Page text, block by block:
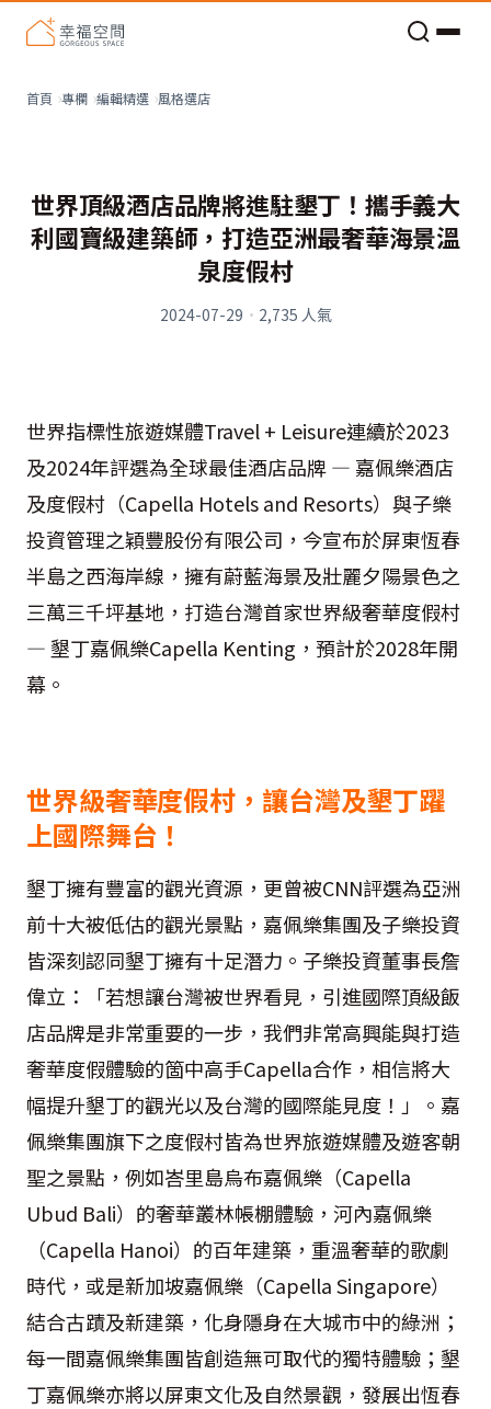
首頁 專欄 編輯精選 風格選店
世界頂級酒店品牌將進駐墾丁！攜手義大
利國寶級建築師，打造亞洲最奢華海景溫
泉度假村
2024-07-29 · 2,735 人氣
世界指標性旅遊媒體Travel + Leisure連續於2023
及2024年評選為全球最佳酒店品牌 — 嘉佩樂酒店
及度假村（Capella Hotels and Resorts）與子樂
投資管理之穎豐股份有限公司，今宣布於屏東恆春
半島之西海岸線，擁有蔚藍海景及壯麗夕陽景色之
三萬三千坪基地，打造台灣首家世界級奢華度假村
— 墾丁嘉佩樂Capella Kenting，預計於2028年開
幕。
世界級奢華度假村，讓台灣及墾丁躍
上國際舞台！
墾丁擁有豐富的觀光資源，更曾被CNN評選為亞洲
前十大被低估的觀光景點，嘉佩樂集團及子樂投資
皆深刻認同墾丁擁有十足潛力。子樂投資董事長詹
偉立：「若想讓台灣被世界看見，引進國際頂級飯
店品牌是非常重要的一步，我們非常高興能與打造
奢華度假體驗的箇中高手Capella合作，相信將大
幅提升墾丁的觀光以及台灣的國際能見度！」。嘉
佩樂集團旗下之度假村皆為世界旅遊媒體及遊客朝
聖之景點，例如峇里島烏布嘉佩樂（Capella
Ubud Bali）的奢華叢林帳棚體驗，河內嘉佩樂
（Capella Hanoi）的百年建築，重溫奢華的歌劇
時代，或是新加坡嘉佩樂（Capella Singapore）
結合古蹟及新建築，化身隱身在大城市中的綠洲；
每一間嘉佩樂集團皆創造無可取代的獨特體驗；墾
丁嘉佩樂亦將以屏東文化及自然景觀，發展出恆春